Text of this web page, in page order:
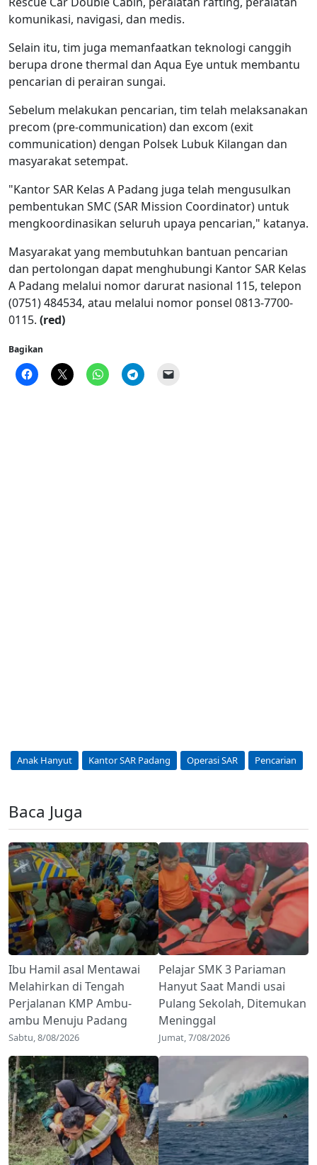
komunikasi, navigasi, dan medis.
Selain itu, tim juga memanfaatkan teknologi canggih
berupa drone thermal dan Aqua Eye untuk membantu
pencarian di perairan sungai.
Sebelum melakukan pencarian, tim telah melaksanakan
precom (pre-communication) dan excom (exit
communication) dengan Polsek Lubuk Kilangan dan
masyarakat setempat.
"Kantor SAR Kelas A Padang juga telah mengusulkan
pembentukan SMC (SAR Mission Coordinator) untuk
mengkoordinasikan seluruh upaya pencarian," katanya.
Masyarakat yang membutuhkan bantuan pencarian
dan pertolongan dapat menghubungi Kantor SAR Kelas
A Padang melalui nomor darurat nasional 115, telepon
(0751) 484534, atau melalui nomor ponsel 0813-7700-
0115. (red)
Bagikan
Anak Hanyut Kantor SAR Padang Operasi SAR Pencarian
Baca Juga
Ibu Hamil asal Mentawai
Melahirkan di Tengah
Perjalanan KMP Ambu-
ambu Menuju Padang
Sabtu, 8/08/2026
Pelajar SMK 3 Pariaman
Hanyut Saat Mandi usai
Pulang Sekolah, Ditemukan
Meninggal
Jumat, 7/08/2026